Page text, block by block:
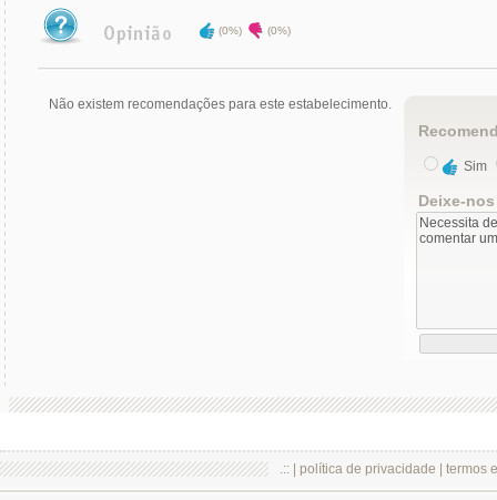
(0%) (0%)
Não existem recomendações para este estabelecimento.
Sim
Deixe-
.:: | política de privacidade termos